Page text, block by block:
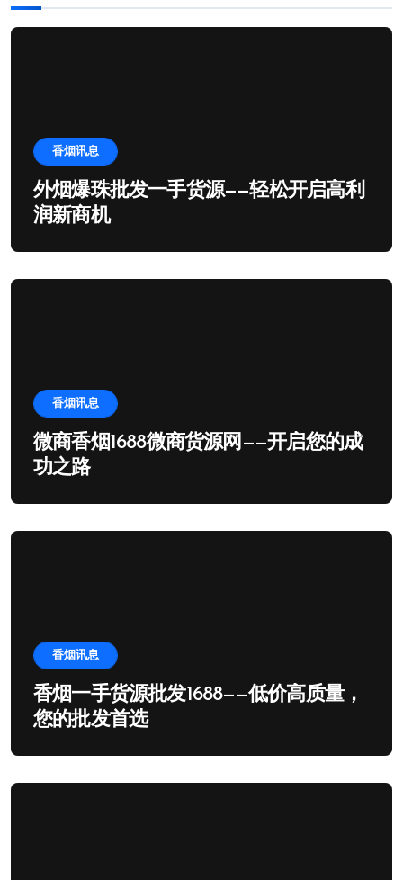
香烟讯息
外烟爆珠批发一手货源——轻松开启高利
润新商机
香烟讯息
微商香烟1688微商货源网——开启您的成
功之路
香烟讯息
香烟一手货源批发1688——低价高质量，
您的批发首选